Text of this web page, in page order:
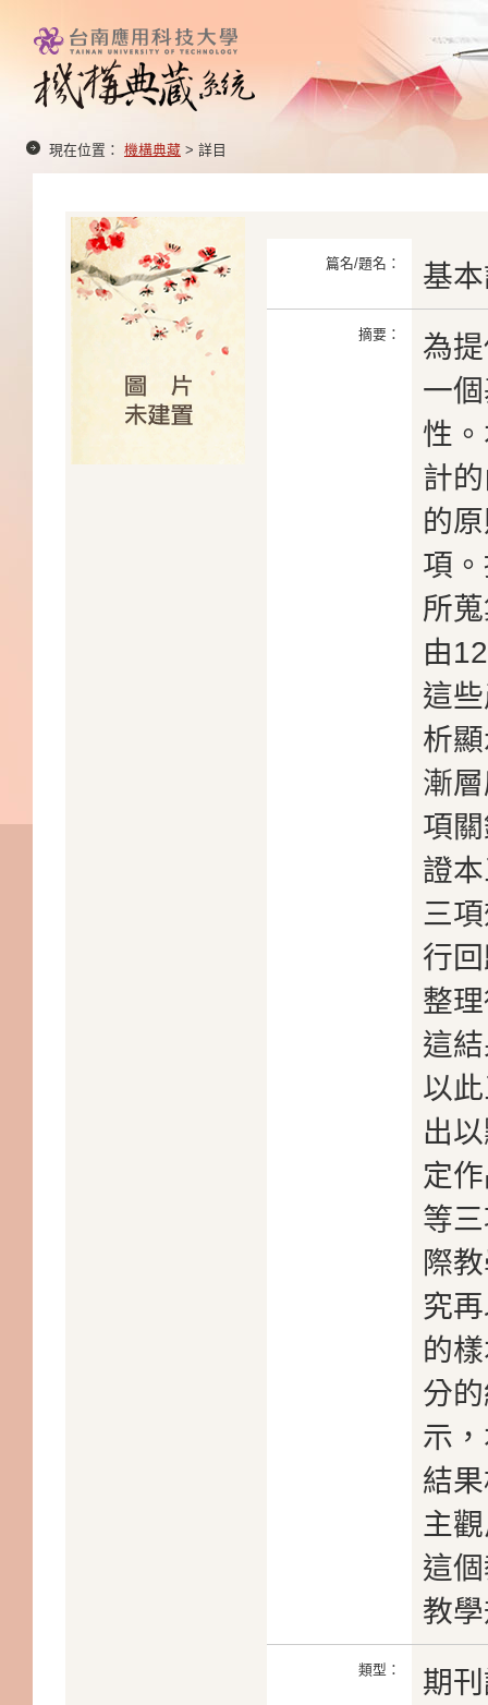
現在位置： 機構典藏 > 詳目
篇名/題名： 基
摘要：
為
一
性
計
的
項
所
由
這
析
漸
項
證
三
行
整
這
以
出
定
等
際
究
的
分
示
結
主
這
教
類型： 期